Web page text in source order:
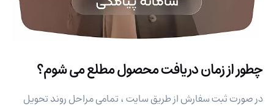
چطور از زمان دریافت محصول مطلع می شوم؟
در صورت ثبت سفارش از طریق سایت ، تمامی مراحل روند تحویل